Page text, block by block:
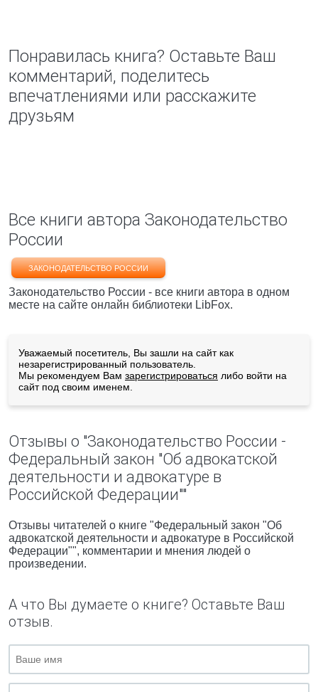
Понравилась книга? Оставьте Ваш
комментарий, поделитесь
впечатлениями или расскажите
друзьям
Все книги автора Законодательство
России
ЗАКОНОДАТЕЛЬСТВО РОССИИ
Законодательство России - все книги автора в одном
месте на сайте онлайн библиотеки LibFox.
Уважаемый посетитель, Вы зашли на сайт как
незарегистрированный пользователь.
Мы рекомендуем Вам зарегистрироваться либо войти на
сайт под своим именем.
Отзывы о "Законодательство России -
Федеральный закон "Об адвокатской
деятельности и адвокатуре в
Российской Федерации""
Отзывы читателей о книге "Федеральный закон "Об
адвокатской деятельности и адвокатуре в Российской
Федерации"", комментарии и мнения людей о
произведении.
А что Вы думаете о книге? Оставьте Ваш
отзыв.